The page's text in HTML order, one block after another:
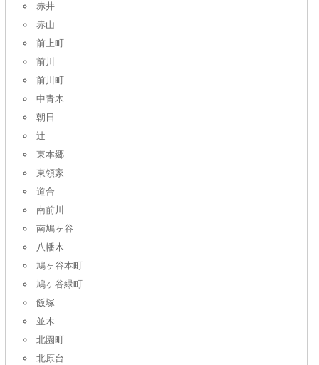
赤井
赤山
前上町
前川
前川町
中青木
朝日
辻
東本郷
東領家
道合
南前川
南鳩ヶ谷
八幡木
鳩ヶ谷本町
鳩ヶ谷緑町
飯塚
並木
北園町
北原台